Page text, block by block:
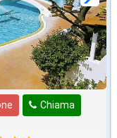
Chiama